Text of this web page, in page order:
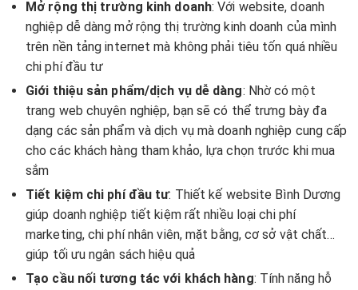
Mở rộng thị trường kinh doanh: Với website, doanh
nghiệp dễ dàng mở rộng thị trường kinh doanh của mình
trên nền tảng internet mà không phải tiêu tốn quá nhiều
chi phí đầu tư
Giới thiệu sản phẩm/dịch vụ dễ dàng: Nhờ có một
trang web chuyên nghiệp, bạn sẽ có thể trưng bày đa
dạng các sản phẩm và dịch vụ mà doanh nghiệp cung cấp
cho các khách hàng tham khảo, lựa chọn trước khi mua
sắm
Tiết kiệm chi phí đầu tư: Thiết kế website Bình Dương
giúp doanh nghiệp tiết kiệm rất nhiều loại chi phí
marketing, chi phí nhân viên, mặt bằng, cơ sở vật chất…
giúp tối ưu ngân sách hiệu quả
Tạo cầu nối tương tác với khách hàng: Tính năng hỗ